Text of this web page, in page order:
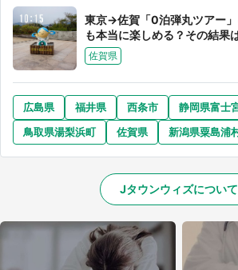
東京→佐賀「0泊弾丸ツアー
も本当に楽しめる？その結果
佐賀県
広島県 福井県 西条市 静岡県富士
鳥取県湯梨浜町
佐賀県 新潟県粟島浦
Jタウンウィズについて